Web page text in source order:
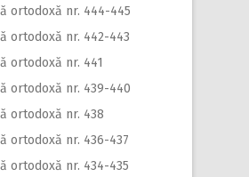
ortodoxă nr. 444-445
ortodoxă nr. 442-443
ortodoxă nr. 441
ortodoxă nr. 439-440
ortodoxă nr. 438
ortodoxă nr. 436-437
ortodoxă nr. 434-435